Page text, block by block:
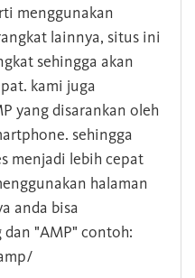
menggunakan
lainnya, situs ini
sehingga akan
kami juga
yang disarankan oleh
sehingga
menjadi lebih cepat
halaman
anda bisa
"AMP" contoh: